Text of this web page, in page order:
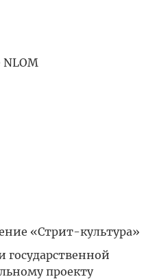
«Стрит-культура»
государственной
проекту